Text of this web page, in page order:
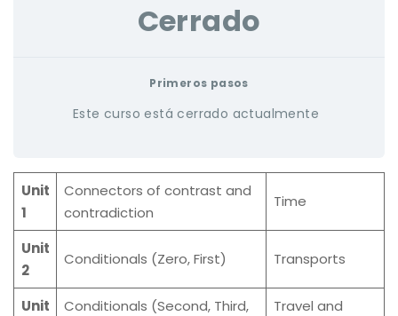
Cerrado
Primeros pasos
Este curso está cerrado actualmente
Unit
1
Connectors of contrast and
contradiction
Time
Unit
2
Conditionals (Zero, First) Transports
Unit
Conditionals (Second, Third,
Travel and